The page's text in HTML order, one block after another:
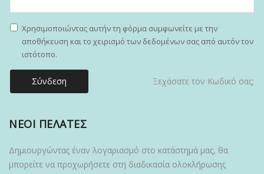
Χρησιμοποιώντας αυτήν τη φόρμα συμφωνείτε με την
αποθήκευση και το χειρισμό των δεδομένων σας από αυτόν τον
ιστότοπο.
Σύνδεση Ξεχάσατε τον Κωδικό σας;
ΝΈΟΙ ΠΕΛΆΤΕΣ
Δημιουργώντας έναν λογαριασμό στο κατάστημά μας, θα
μπορείτε να προχωρήσετε στη διαδικασία ολοκλήρωσης